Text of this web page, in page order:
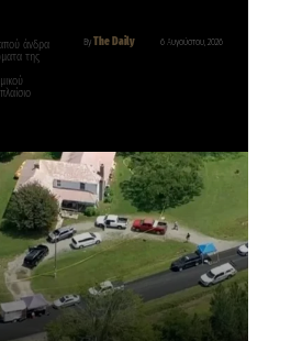
By The Daily 6 Αυγούστου, 2026
άνδρα
της